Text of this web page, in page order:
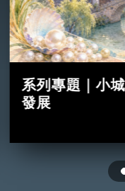
系列專題｜小
發展